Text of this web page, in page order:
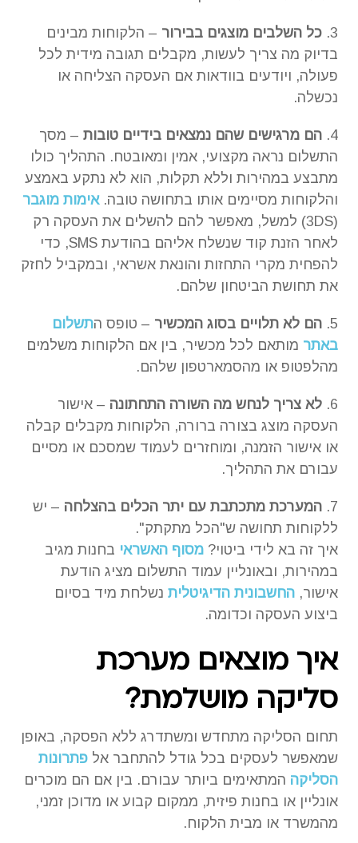
3. כל השלבים מוצגים בבירור – הלקוחות מבינים
בדיוק מה צריך לעשות, מקבלים תגובה מידית לכל
פעולה, ויודעים בוודאות אם העסקה הצליחה או
נכשלה.
4. הם מרגישים שהם נמצאים בידיים טובות – מסך
התשלום נראה מקצועי, אמין ומאובטח. התהליך כולו
מתבצע במהירות וללא תקלות, הוא לא נתקע באמצע
והלקוחות מסיימים אותו בתחושה טובה.אימות מוגבר
(3DS) למשל, מאפשר להם להשלים את העסקה רק
לאחר הזנת קוד שנשלח אליהם בהודעת SMS, כדי
להפחית מקרי התחזות והונאת אשראי, ובמקביל לחזק
את תחושת הביטחון שלהם.
5. הם לא תלויים בסוג המכשיר – טופס התשלום
באתר מותאם לכל מכשיר, בין אם הלקוחות משלמים
מהלפטופ או מהסמארטפון שלהם.
6. לא צריך לנחש מה השורה התחתונה – אישור
העסקה מוצג בצורה ברורה, הלקוחות מקבלים קבלה
או אישור הזמנה, ומוחזרים לעמוד שמסכם או מסיים
עבורם את התהליך.
7. המערכת מתכתבת עם יתר הכלים בהצלחה – יש
ללקוחות תחושה ש"הכל מתקתק".
איך זה בא לידי ביטוי? מסוף האשראי בחנות מגיב
במהירות, ובאונליין עמוד התשלום מציג הודעת
אישור, החשבונית הדיגיטלית נשלחת מיד בסיום
ביצוע העסקה וכדומה.
איך מוצאים מערכת
סליקה מושלמת?
תחום הסליקה מתחדש ומשתדרג ללא הפסקה, באופן
שמאפשר לעסקים בכל גודל להתחבר אל פתרונות
הסליקה המתאימים ביותר עבורם. בין אם הם מוכרים
אונליין או בחנות פיזית, ממקום קבוע או מדוכן זמני,
מהמשרד או מבית הלקוח.